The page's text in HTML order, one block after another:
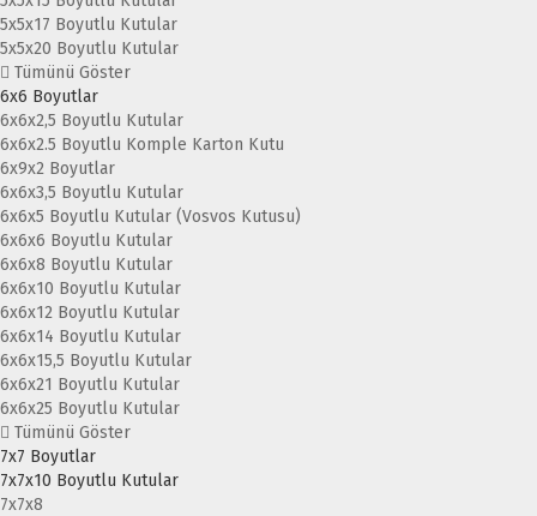
5x5x17 Boyutlu Kutular
5x5x20 Boyutlu Kutular
Tümünü Göster
6x6 Boyutlar
6x6x2,5 Boyutlu Kutular
6x6x2.5 Boyutlu Komple Karton Kutu
6x9x2 Boyutlar
6x6x3,5 Boyutlu Kutular
6x6x5 Boyutlu Kutular (Vosvos Kutusu)
6x6x6 Boyutlu Kutular
6x6x8 Boyutlu Kutular
6x6x10 Boyutlu Kutular
6x6x12 Boyutlu Kutular
6x6x14 Boyutlu Kutular
6x6x15,5 Boyutlu Kutular
6x6x21 Boyutlu Kutular
6x6x25 Boyutlu Kutular
Tümünü Göster
7x7 Boyutlar
7x7x10 Boyutlu Kutular
7x7x8